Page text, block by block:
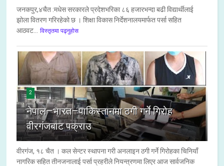
जनकपुर,४चैत :मधेस सरकारले प्रदेशभरिका ८६ हजारभन्दा बढी विद्यार्थीलाई
झोला वितरण गरिरहेको छ । शिक्षा विकास निर्देशनालयमार्फत पर्सा सहित
आठवट...
विस्तृतमा पढ्नुहोस
2
नेपाल–भारत–पाकिस्तानमा ठगी गर्ने गिरोह
वीरगंजबाट पक्राउ
वीरगंज, १८ चैत । कल सेन्टर स्थापना गरी अनलाइन ठगी गर्ने गिरोहका चिनियाँ
नागरिक सहित तीनजनालाई पर्सा प्रहरीले नियन्त्रणमा लिएर आज सार्वजनिक